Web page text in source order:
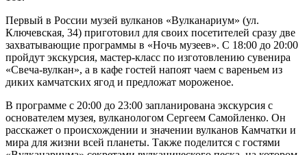
Первый в России музей вулканов «Вулканариум» (ул.
Ключевская, 34) приготовил для своих посетителей сразу две
захватывающие программы в «Ночь музеев». С 18:00 до 20:00
пройдут экскурсия, мастер-класс по изготовлению сувенира
«Свеча-вулкан», а в кафе гостей напоят чаем с вареньем из
диких камчатских ягод и предложат мороженое.
В программе с 20:00 до 23:00 запланирована экскурсия с
основателем музея, вулканологом Сергеем Самойленко. Он
расскажет о происхождении и значении вулканов Камчатки и
мира для жизни всей планеты. Также поделится с гостями